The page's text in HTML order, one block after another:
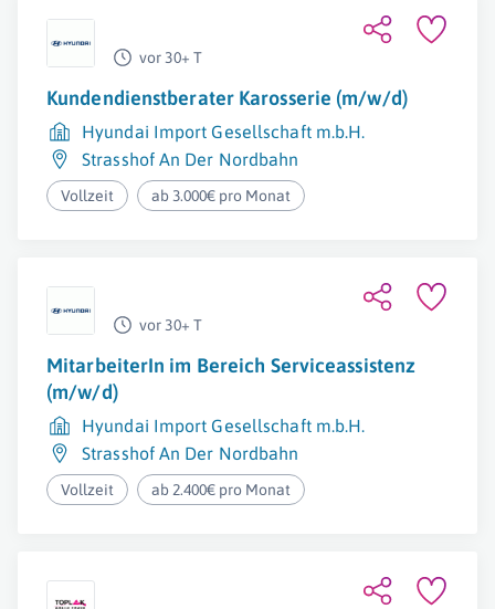
vor 30+ T
Kundendienstberater Karosserie (m/w/d)
Hyundai Import Gesellschaft m.b.H.
Strasshof An Der Nordbahn
Vollzeit ab 3.000€ pro Monat
vor 30+ T
MitarbeiterIn im Bereich Serviceassistenz
(m/w/d)
Hyundai Import Gesellschaft m.b.H.
Strasshof An Der Nordbahn
Vollzeit ab 2.400€ pro Monat